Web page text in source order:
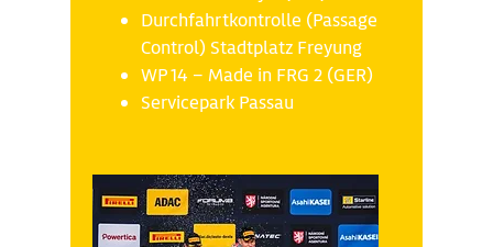
Durchfahrtkontrolle (Passage
Control) Stadtplatz Freyung
WP 14 – Made in FRG 2 (GER)
Servicepark Passau